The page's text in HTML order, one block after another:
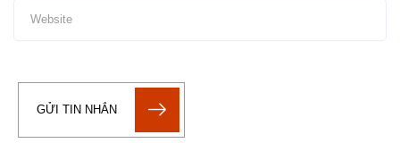
GỬI TIN NHẮN